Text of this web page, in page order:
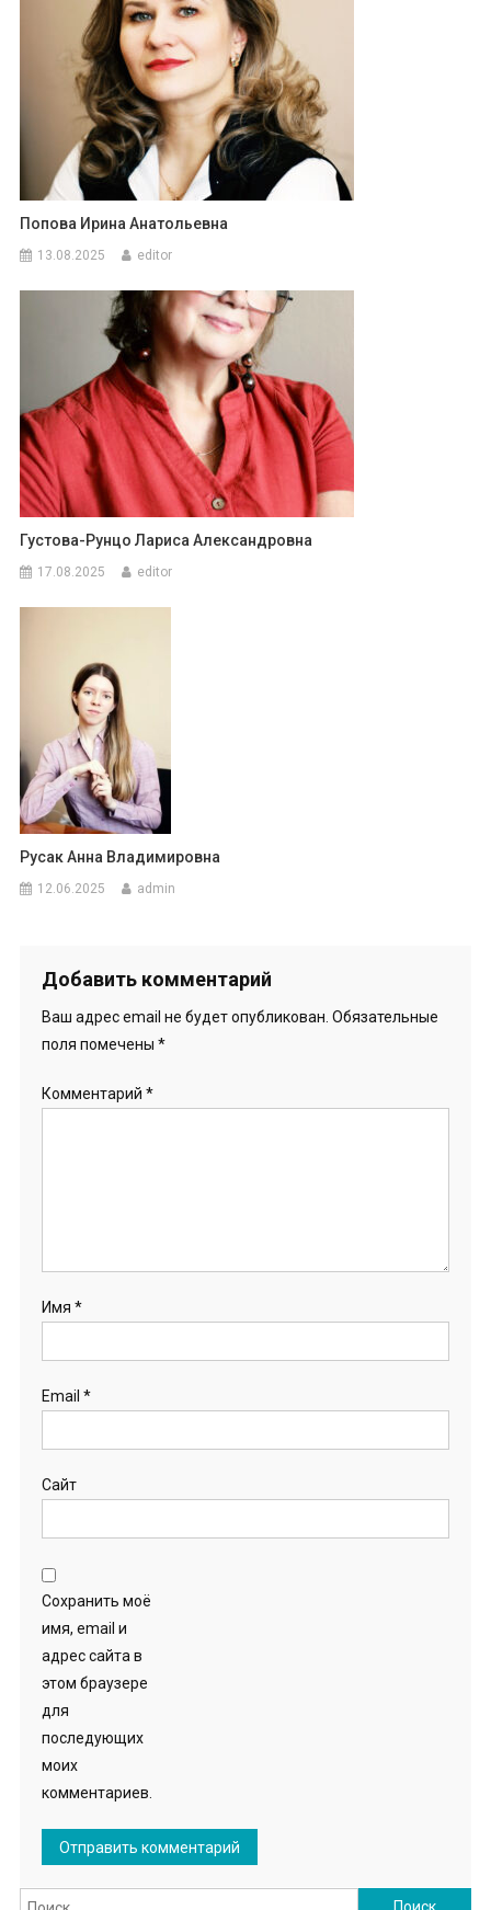
Попова Ирина Анатольевна
13.08.2025 editor
Густова-Рунцо Лариса Александровна
17.08.2025 editor
Русак Анна Владимировна
12.06.2025 admin
Добавить комментарий
Ваш адрес email не будет опубликован. Обязательные
поля помечены *
Комментарий *
Имя *
Email *
Сайт
Сохранить моё
имя, email и
адрес сайта в
этом браузере
для
последующих
моих
комментариев.
Найти: